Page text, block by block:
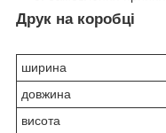
Друк на коробці
ширина
довжина
висота